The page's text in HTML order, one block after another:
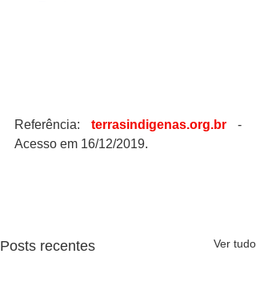
Referência: terrasindigenas.org.br -
Acesso em 16/12/2019.
Posts recentes Ver tudo